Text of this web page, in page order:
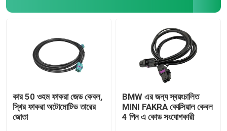
কার 50 ওহম ফাকরা জেড কেবল,
স্থির ফাকরা অটোমোটিভ তারের
জোতা
BMW এর জন্য স্বয়ংচালিত
MINI FAKRA কোক্সিয়াল কেবল
4 পিন এ কোড সংযোগকারী